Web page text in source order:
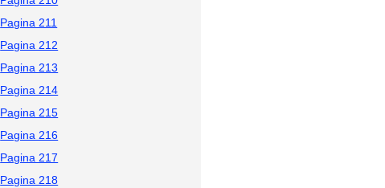
Pagina 211
Pagina 212
Pagina 213
Pagina 214
Pagina 215
Pagina 216
Pagina 217
Pagina 218